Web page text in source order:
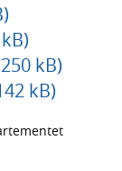
kB)
kB)